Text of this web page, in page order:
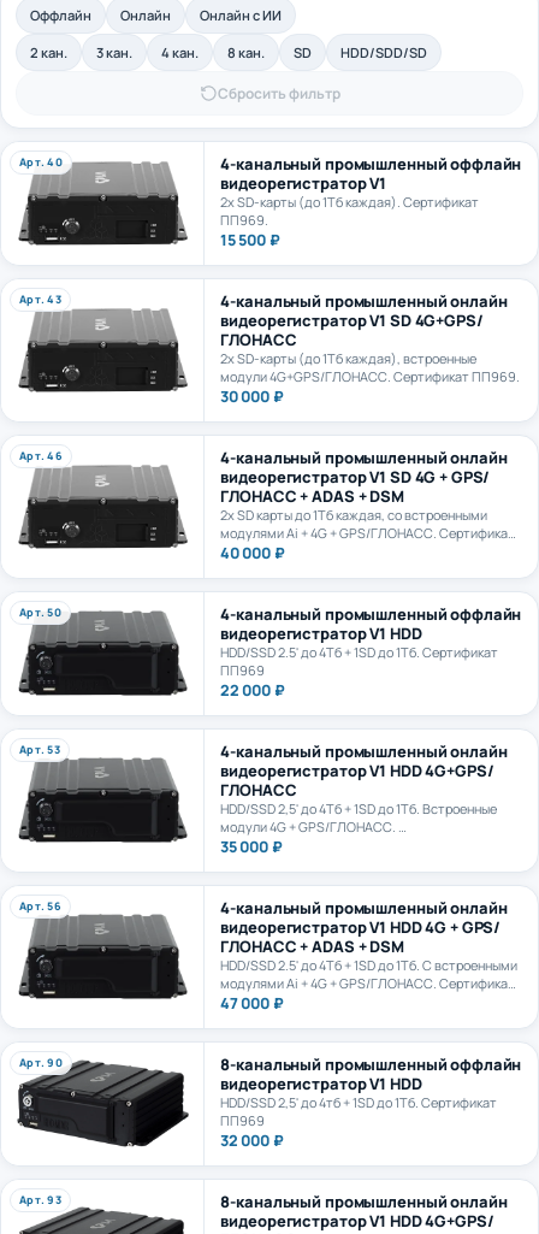
3 кан. 4 кан. SD HDD/SDD/SD
Арт. 40
4-канальный промышленный оффлайн
видеорегистратор V1
2х SD-карты (до 1Тб каждая). Сертификат
ПП969.
15 500 ₽
Арт. 43
4-канальный промышленный онлайн
видеорегистратор V1 SD 4G+GPS/
ГЛОНАСС
2х SD-карты (до 1Тб каждая), встроенные
модули 4G+GPS/ГЛОНАСС. Сертификат ПП969.
30 000 ₽
Арт. 46
4-канальный промышленный онлайн
видеорегистратор V1 SD 4G + GPS/
ГЛОНАСС + ADAS + DSM
2х SD карты до 1Тб каждая, со встроенными
модулями Ai + 4G + GPS/ГЛОНАСС. Сертификат
ПП969.
40 000 ₽
Арт. 50
4-канальный промышленный оффлайн
видеорегистратор V1 HDD
HDD/SSD 2.5' до 4Тб + 1SD до 1Тб. Сертификат
ПП969
22 000 ₽
Арт. 53
4-канальный промышленный онлайн
видеорегистратор V1 HDD 4G+GPS/
ГЛОНАСС
HDD/SSD 2,5' до 4Тб + 1SD до 1Тб. Встроенные
модули 4G + GPS/ГЛОНАСС.
Сертификат ПП969
35 000 ₽
Арт. 56
4-канальный промышленный онлайн
видеорегистратор V1 HDD 4G + GPS/
ГЛОНАСС + ADAS + DSM
HDD/SSD 2.5' до 4Тб + 1SD до 1Тб. С встроенными
модулями Ai + 4G + GPS/ГЛОНАСС. Сертификат
ПП969. Сертификат ИИ ГОСТ Р 70885-2023
47 000 ₽
Арт. 90
8-канальный промышленный оффлайн
видеорегистратор V1 HDD
HDD/SSD 2,5' до 4тб + 1SD до 1Тб. Сертификат
ПП969
32 000 ₽
Арт. 93
8-канальный промышленный онлайн
видеорегистратор V1 HDD 4G+GPS/
ГЛОНАСС